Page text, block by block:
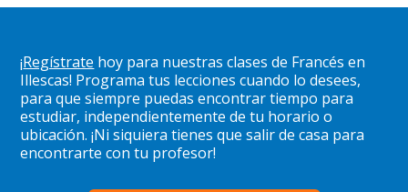
¡Regístrate hoy para nuestras clases de Francés en
Illescas! Programa tus lecciones cuando lo desees,
para que siempre puedas encontrar tiempo para
estudiar, independientemente de tu horario o
ubicación. ¡Ni siquiera tienes que salir de casa para
encontrarte con tu profesor!